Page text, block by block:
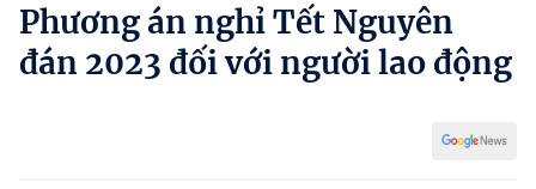
Tham vấn chính sách
Phương án nghỉ Tết Nguyên
đán 2023 đối với người lao động